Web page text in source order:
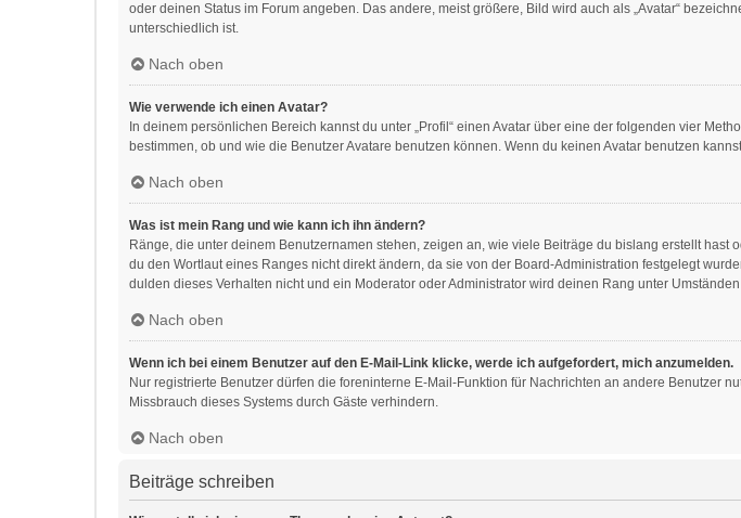
oder deinen Status im Forum angeben. Das andere, meist größere, Bild wird auch als „Avatar“
unterschiedlich ist.
Nach oben
Wie verwende ich einen Avatar?
In deinem persönlichen Bereich kannst du unter „Profil“ einen Avatar über eine der folgenden vier
bestimmen, ob und wie die Benutzer Avatare benutzen können. Wenn du keinen Avatar benutzen
Nach oben
Was ist mein Rang und wie kann ich ihn ändern?
Ränge, die unter deinem Benutzernamen stehen, zeigen an, wie viele Beiträge du bislang erstellt
du den Wortlaut eines Ranges nicht direkt ändern, da sie von der Board-Administration festgelegt
dulden dieses Verhalten nicht und ein Moderator oder Administrator wird deinen Rang unter
Nach oben
Wenn ich bei einem Benutzer auf den E-Mail-Link klicke, werde ich aufgefordert, mich anzumelden.
Nur registrierte Benutzer dürfen die foreninterne E-Mail-Funktion für Nachrichten an andere Benutzer
Missbrauch dieses Systems durch Gäste verhindern.
Nach oben
Beiträge schreiben